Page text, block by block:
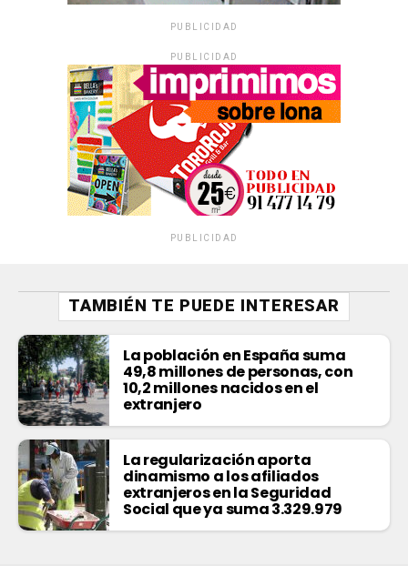
PUBLICIDAD
PUBLICIDAD
PUBLICIDAD
TAMBIÉN TE PUEDE INTERESAR
La población en España suma
49,8 millones de personas, con
10,2 millones nacidos en el
extranjero
La regularización aporta
dinamismo a los afiliados
extranjeros en la Seguridad
Social que ya suma 3.329.979